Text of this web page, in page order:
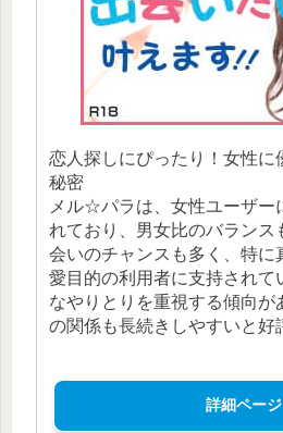
恋人探しにぴったり！女性に
秘密
メル☆パラは、女性ユーザー
れており、男女比のバランス
会いのチャンスも多く、特に
愛目的の利用者に支持されて
なやりとりを重視する傾向が
の関係も長続きしやすいと好
詳細ページ